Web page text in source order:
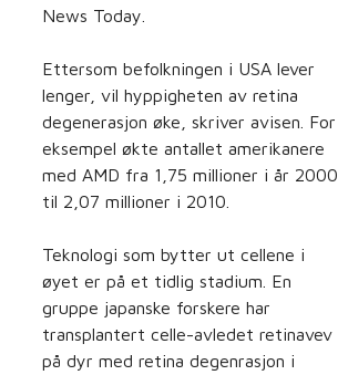
News Today.
Ettersom befolkningen i USA lever
lenger, vil hyppigheten av retina
degenerasjon øke, skriver avisen. For
eksempel økte antallet amerikanere
med AMD fra 1,75 millioner i år 2000
til 2,07 millioner i 2010.
Teknologi som bytter ut cellene i
øyet er på et tidlig stadium. En
gruppe japanske forskere har
transplantert celle-avledet retinavev
på dyr med retina degenrasjon i